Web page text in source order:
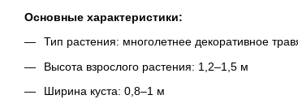
Основные характеристики:
Тип растения: многолетнее декоративное
Высота взрослого растения: 1,2–1,5 м
Ширина куста: 0,8–1 м